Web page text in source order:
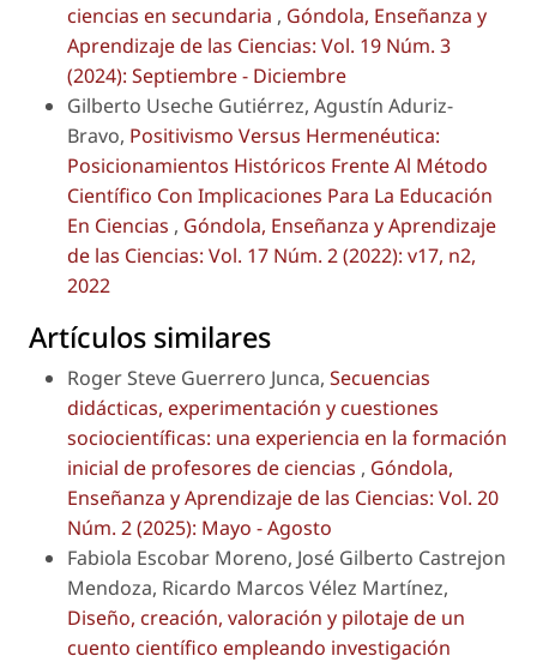
ciencias en secundaria , Góndola, Enseñanza y
Aprendizaje de las Ciencias: Vol. 19 Núm. 3
(2024): Septiembre - Diciembre
Gilberto Useche Gutiérrez, Agustín Aduriz-
Bravo, Positivismo Versus Hermenéutica:
Posicionamientos Históricos Frente Al Método
Científico Con Implicaciones Para La Educación
En Ciencias , Góndola, Enseñanza y Aprendizaje
de las Ciencias: Vol. 17 Núm. 2 (2022): v17, n2,
2022
Artículos similares
Roger Steve Guerrero Junca, Secuencias
didácticas, experimentación y cuestiones
sociocientíficas: una experiencia en la formación
inicial de profesores de ciencias , Góndola,
Enseñanza y Aprendizaje de las Ciencias: Vol. 20
Núm. 2 (2025): Mayo - Agosto
Fabiola Escobar Moreno, José Gilberto Castrejon
Mendoza, Ricardo Marcos Vélez Martínez,
Diseño, creación, valoración y pilotaje de un
cuento científico empleando investigación